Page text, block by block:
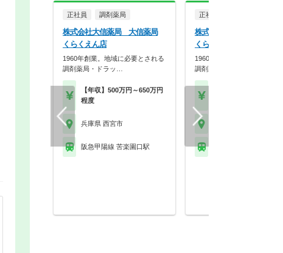
正社員 調剤薬局
株式会社大信薬局 大信薬局
くらくえん店
1960年創業。地域に必要とされる
調剤薬局・ドラッ…
【年収】500万円～650万円
程度
兵庫県 西宮市
阪急甲陽線 苦楽園口駅
正社員
株式会社大信薬局 大信
くらくえん店
1960年創業。地域に必要と
調剤薬局・ドラッ…